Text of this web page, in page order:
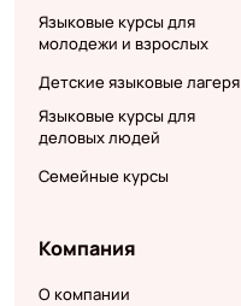
Языковые курсы для
молодежи и взрослых
Детские языковые лагеря
Языковые курсы для
деловых людей
Семейные курсы
Компания
О компании